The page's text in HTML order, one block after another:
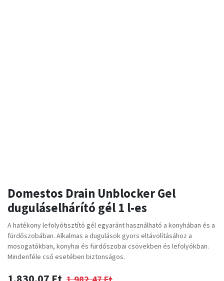
Domestos Drain Unblocker Gel
duguláselhárító gél 1 l-es
A hatékony lefolyótisztító gél egyaránt használható a konyhában és a
fürdőszobában. Alkalmas a dugulások gyors eltávolításához a
mosogatókban, konyhai és fürdőszobai csövekben és lefolyókban.
Mindenféle cső esetében biztonságos.